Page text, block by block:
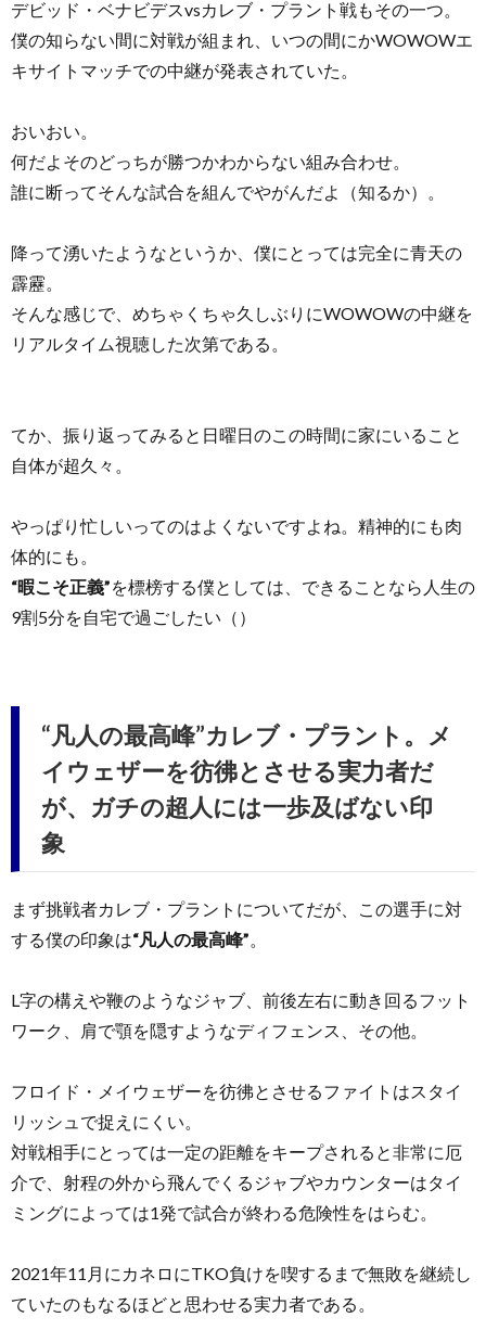
デビッド・ベナビデスvsカレブ・プラント戦もその一つ。
僕の知らない間に対戦が組まれ、いつの間にかWOWOWエ
キサイトマッチでの中継が発表されていた。
おいおい。
何だよそのどっちが勝つかわからない組み合わせ。
誰に断ってそんな試合を組んでやがんだよ（知るか）。
降って湧いたようなというか、僕にとっては完全に青天の
霹靂。
そんな感じで、めちゃくちゃ久しぶりにWOWOWの中継を
リアルタイム視聴した次第である。
てか、振り返ってみると日曜日のこの時間に家にいること
自体が超久々。
やっぱり忙しいってのはよくないですよね。精神的にも肉
体的にも。
“暇こそ正義”を標榜する僕としては、できることなら人生の
9割5分を自宅で過ごしたい（）
“凡人の最高峰”カレブ・プラント。メ
イウェザーを彷彿とさせる実力者だ
が、ガチの超人には一歩及ばない印
象
まず挑戦者カレブ・プラントについてだが、この選手に対
する僕の印象は“凡人の最高峰”
L字の構えや鞭のようなジャブ、前後左右に動き回るフット
ワーク、肩で顎を隠すようなディフェンス、その他。
フロイド・メイウェザーを彷彿とさせるファイトはスタイ
リッシュで捉えにくい。
対戦相手にとっては一定の距離をキープされると非常に厄
介で、射程の外から飛んでくるジャブやカウンターはタイ
ミングによっては1発で試合が終わる危険性をはらむ。
2021年11月にカネロにTKO負けを喫するまで無敗を継続し
ていたのもなるほどと思わせる実力者である。